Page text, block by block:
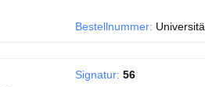
Bestellnummer:
Signatur: 56